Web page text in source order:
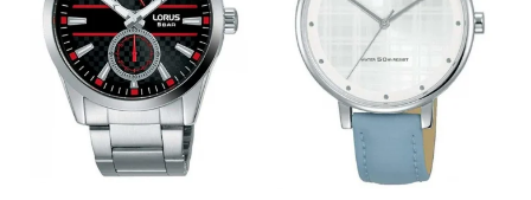
PROMOTII Curele Garmin
PROMOTII Scule Bijutier
PROMOTII Scule Ceasornicar
Scule si Accesorii Ceasuri
Catarame curea
Chei Pendula